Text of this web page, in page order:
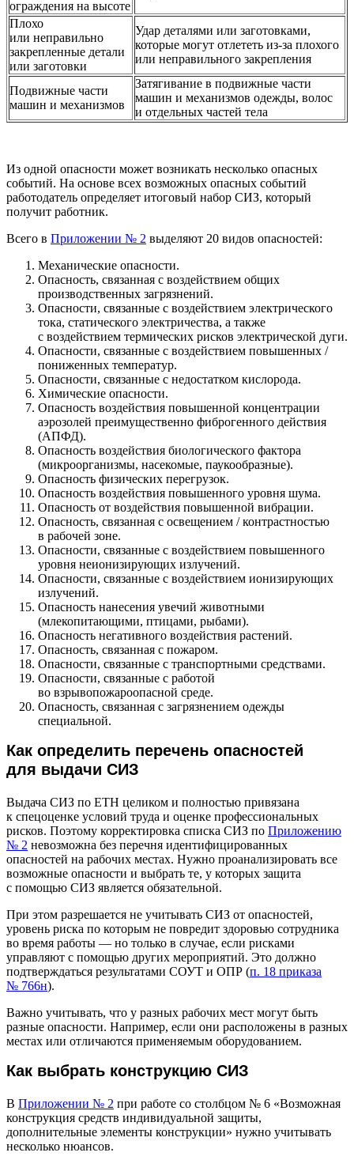
ограждения на высоте
Плохо
или неправильно
закрепленные детали
или заготовки
Удар деталями или заготовками,
которые могут отлететь из-за плохого
или неправильного закрепления
Подвижные части
машин и механизмов
Затягивание в подвижные части
машин и механизмов одежды, волос
и отдельных частей тела
Из одной опасности может возникать несколько опасных
событий. На основе всех возможных опасных событий
работодатель определяет итоговый набор СИЗ, который
получит работник.
Всего в Приложении № 2 выделяют 20 видов опасностей:
Механические опасности.
Опасность, связанная с воздействием общих
производственных загрязнений.
Опасности, связанные с воздействием электрического
тока, статического электричества, а также
с воздействием термических рисков электрической дуги.
Опасности, связанные с воздействием повышенных /
пониженных температур.
Опасности, связанные с недостатком кислорода.
Химические опасности.
Опасность воздействия повышенной концентрации
аэрозолей преимущественно фиброгенного действия
(АПФД).
Опасность воздействия биологического фактора
(микроорганизмы, насекомые, паукообразные).
Опасность физических перегрузок.
Опасность воздействия повышенного уровня шума.
Опасность от воздействия повышенной вибрации.
Опасность, связанная с освещением / контрастностью
в рабочей зоне.
Опасности, связанные с воздействием повышенного
уровня неионизирующих излучений.
Опасности, связанные с воздействием ионизирующих
излучений.
Опасность нанесения увечий животными
(млекопитающими, птицами, рыбами).
Опасность негативного воздействия растений.
Опасность, связанная с пожаром.
Опасности, связанные с транспортными средствами.
Опасности, связанные с работой
во взрывопожароопасной среде.
Опасность, связанная с загрязнением одежды
специальной.
Как определить перечень опасностей
для выдачи СИЗ
Выдача СИЗ по ЕТН целиком и полностью привязана
к спецоценке условий труда и оценке профессиональных
рисков. Поэтому корректировка списка СИЗ по Приложению
№ 2 невозможна без перечня идентифицированных
опасностей на рабочих местах. Нужно проанализировать все
возможные опасности и выбрать те, у которых защита
с помощью СИЗ является обязательной.
При этом разрешается не учитывать СИЗ от опасностей,
уровень риска по которым не повредит здоровью сотрудника
во время работы — но только в случае, если рисками
управляют с помощью других мероприятий. Это должно
подтверждаться результатами СОУТ и ОПР (п. 18 приказа
№ 766н).
Важно учитывать, что у разных рабочих мест могут быть
разные опасности. Например, если они расположены в разных
местах или отличаются применяемым оборудованием.
Как выбрать конструкцию СИЗ
В Приложении № 2 при работе со столбцом № 6 «Возможная
конструкция средств индивидуальной защиты,
дополнительные элементы конструкции» нужно учитывать
несколько нюансов.